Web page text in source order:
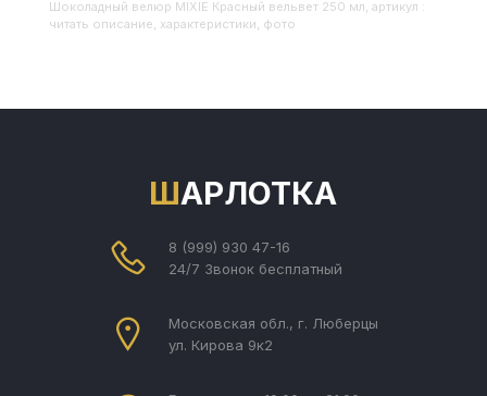
Шоколадный велюр MIXIE Красный вельвет 250 мл, артикул :
читать описание, характеристики, фото
ШАРЛОТКА
8 (999) 930 47-16
24/7 Звонок бесплатный
Московская обл., г. Люберцы
ул. Кирова 9к2